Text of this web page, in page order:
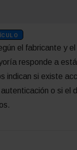
el fabricante y
responde a
indican si existe
o si el